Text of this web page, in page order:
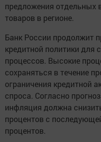
предложения отдельных
товаров в регионе.
Банк России продолжит
кредитной политики
процессов. Высокие
сохраняться в течение
ограничения кредитной
спроса. Согласно
инфляция должна
процентов с
процентов.